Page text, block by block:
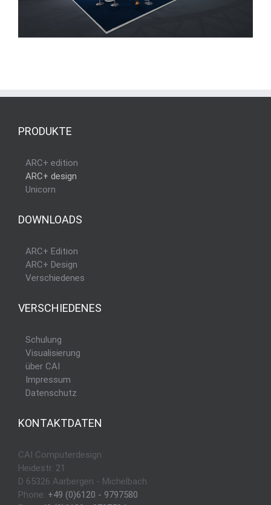
PRODUKTE
ARC+ edition
ARC+ design
Unicorn
DOWNLOADS
ARC+ Edition
ARC+ Design
Verschiedenes
VERSCHIEDENES
Schulung
Visualisierung
über CAI
Impressum
Datenschutz
KONTAKTDATEN
CAI Computerdesign
Heidestr. 21
D 65326 Aarbergen - Michelbach
Phone: +49 (0)6120 - 9797580